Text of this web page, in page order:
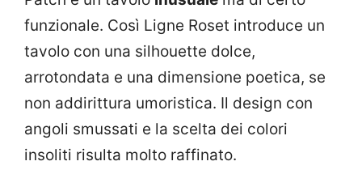
funzionale. Così Ligne Roset introduce un
tavolo con una silhouette dolce,
arrotondata e una dimensione poetica, se
non addirittura umoristica. Il design con
angoli smussati e la scelta dei colori
insoliti risulta molto raffinato.